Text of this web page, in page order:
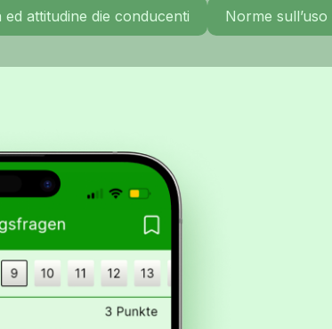
ed attitudine die conducenti Norme